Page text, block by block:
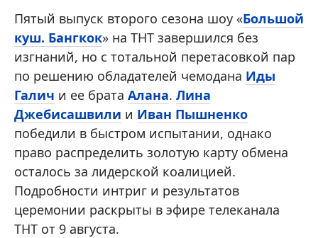
Пятый выпуск второго сезона шоу «Большой
куш. Бангкок» на ТНТ завершился без
изгнаний, но с тотальной перетасовкой пар
по решению обладателей чемодана Иды
Галич и ее брата Алана. Лина
Джебисашвили и Иван Пышненко
победили в быстром испытании, однако
право распределить золотую карту обмена
осталось за лидерской коалицией.
Подробности интриг и результатов
церемонии раскрыты в эфире телеканала
ТНТ от 9 августа.